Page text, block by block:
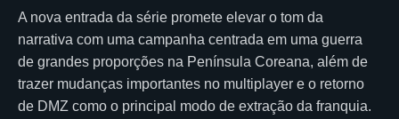
A nova entrada da série promete elevar o tom da
narrativa com uma campanha centrada em uma guerra
de grandes proporções na Península Coreana, além de
trazer mudanças importantes no multiplayer e o retorno
de DMZ como o principal modo de extração da franquia.